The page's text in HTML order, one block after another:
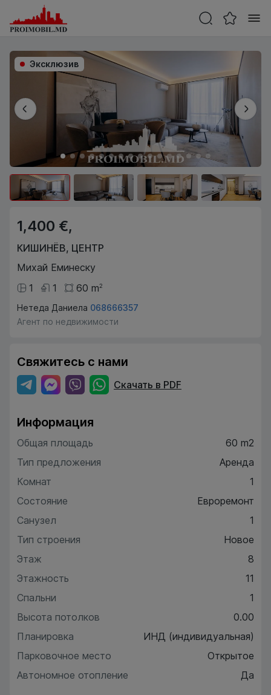
Эксклюзив
1,400 €,
КИШИНЁВ, ЦЕНТР
Михай Еминеску
1
1 60 m2
Нетеда Даниела 068666357
Агент по недвижимости
Свяжитесь с нами
Скачать в PDF
Информация
Общая площадь
60 m2
Тип предложения
Аренда
Комнат
1
Состояние
Евроремонт
Санузел
1
Тип строения
Новое
Этаж
8
Этажность
11
Спальни
1
Высота потолков
0.00
Планировка
ИНД (индивидуальная)
Парковочное место
Открытое
Автономное отопление
Да